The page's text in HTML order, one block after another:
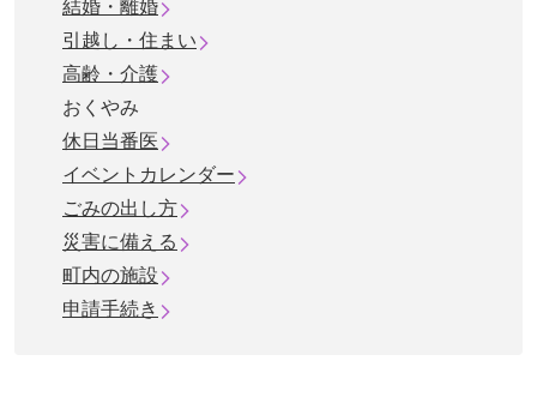
結婚・離婚
引越し・住まい
高齢・介護
おくやみ
休日当番医
イベントカレンダー
ごみの出し方
災害に備える
町内の施設
申請手続き